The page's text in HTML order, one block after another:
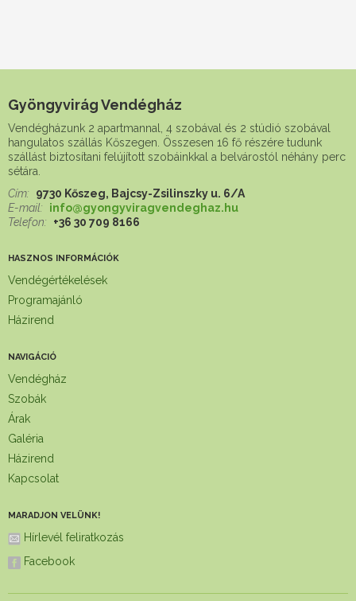
Gyöngyvirág Vendégház
Vendégházunk 2 apartmannal, 4 szobával és 2 stúdió szobával
hangulatos szállás Kőszegen. Összesen 16 fő részére tudunk
szállást biztosítani felújított szobáinkkal a belvárostól néhány perc
sétára.
Cím:
9730 Kőszeg, Bajcsy-Zsilinszky u. 6/A
E-mail:
info@gyongyviragvendeghaz.hu
Telefon:
+36 30 709 8166
HASZNOS INFORMÁCIÓK
Vendégértékelések
Programajánló
Házirend
NAVIGÁCIÓ
Vendégház
Szobák
Árak
Galéria
Házirend
Kapcsolat
MARADJON VELÜNK!
Hírlevél feliratkozás
Facebook